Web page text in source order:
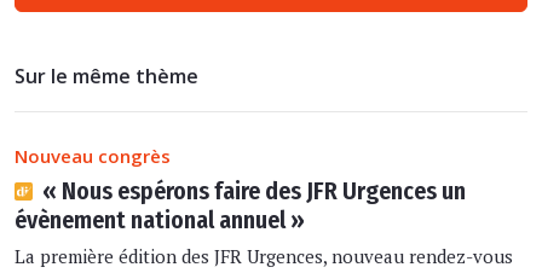
Sur le même thème
Nouveau congrès
« Nous espérons faire des JFR Urgences un
évènement national annuel »
La première édition des JFR Urgences, nouveau rendez-vous